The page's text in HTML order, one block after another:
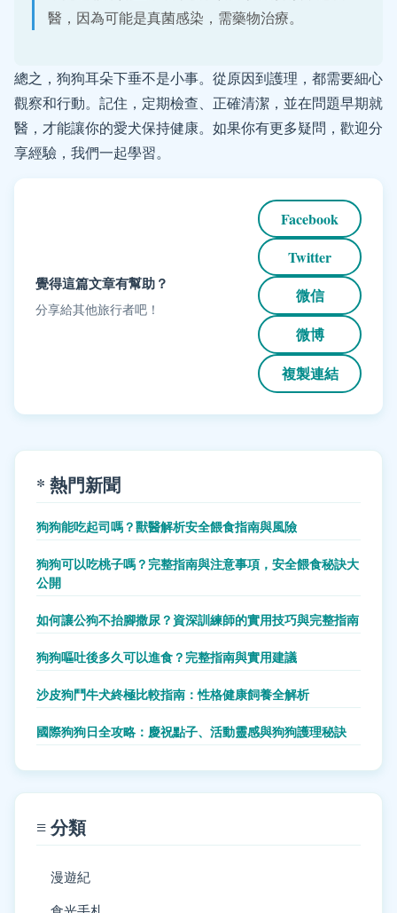
醫，因為可能是真菌感染，需藥物治療。
總之，狗狗耳朵下垂不是小事。從原因到護理，都需要細心
觀察和行動。記住，定期檢查、正確清潔，並在問題早期就
醫，才能讓你的愛犬保持健康。如果你有更多疑問，歡迎分
享經驗，我們一起學習。
覺得這篇文章有幫助？
分享給其他旅行者吧！
Facebook
Twitter
微信
微博
複製連結
* 熱門新聞
狗狗能吃起司嗎？獸醫解析安全餵食指南與風險
狗狗可以吃桃子嗎？完整指南與注意事項，安全餵食秘訣大
公開
如何讓公狗不抬腳撒尿？資深訓練師的實用技巧與完整指南
狗狗嘔吐後多久可以進食？完整指南與實用建議
沙皮狗鬥牛犬終極比較指南：性格健康飼養全解析
國際狗狗日全攻略：慶祝點子、活動靈感與狗狗護理秘訣
≡ 分類
漫遊紀